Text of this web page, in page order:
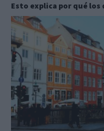
Esto explica por qué